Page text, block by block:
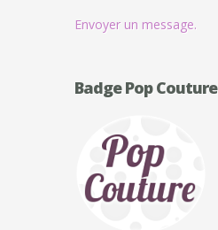
Envoyer un message.
Badge Pop Couture